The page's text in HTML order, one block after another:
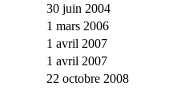
30 juin 2004
1 mars 2006
1 avril 2007
1 avril 2007
22 octobre 2008